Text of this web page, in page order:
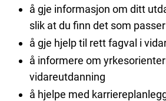
å gje informasjon om ditt
slik at du finn det som
å gje hjelp til rett fagval i
å informere om
vidareutdanning
å hjelpe med